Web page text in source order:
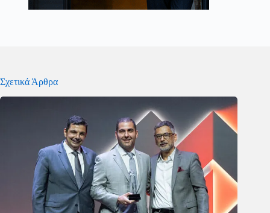
Σχετικά Άρθρα